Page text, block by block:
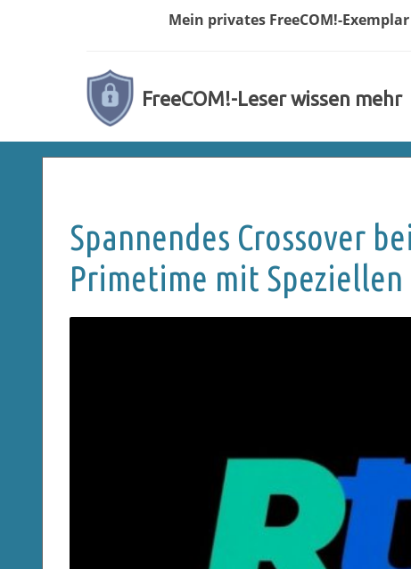
Mein privates FreeCOM!-Exemplar
FreeCOM!-Leser wissen mehr
Spannendes Crossover
Primetime mit Speziellen